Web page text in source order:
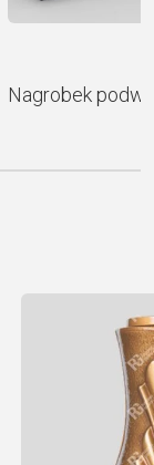
Nagrobek